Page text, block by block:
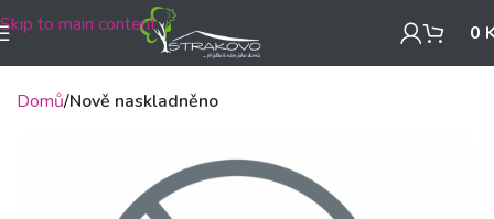
Skip to main content 0
Domů Nově naskladněno